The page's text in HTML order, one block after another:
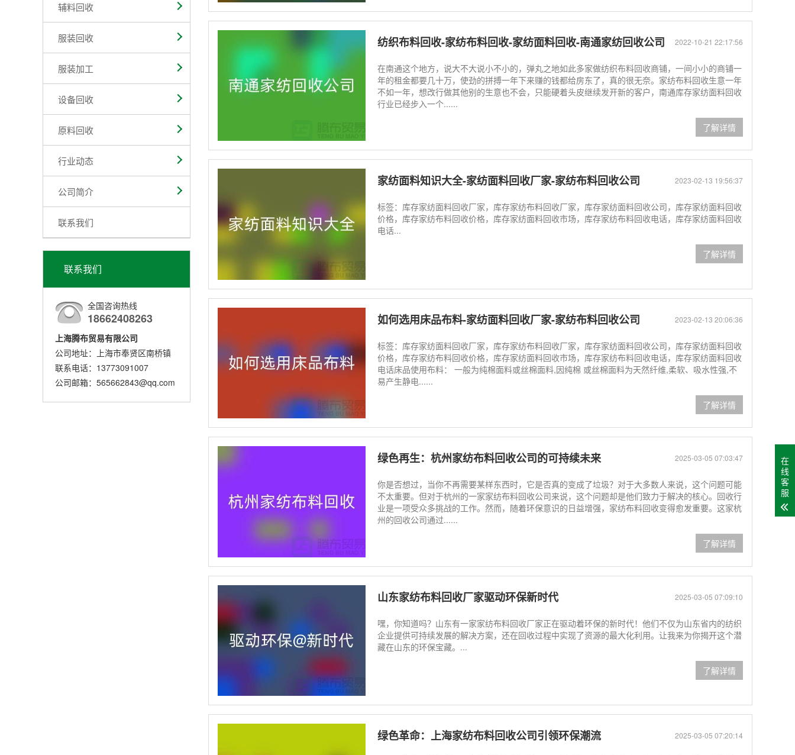
辅料回收
服装回收
服装加工
设备回收
原料回收
行业动态
公司简介
联系我们
联系我们
全国咨询热线
18662408263
上海腾布贸易有限公司
公司地址：上海市奉贤区南桥镇
联系电话：13773091007
公司邮箱：565662843@qq.com
2022-10-21 22:17:56
纺织布料回收-家纺布料回收-家纺面料回收-南通家纺回收公司
在南通这个地方，说大不大说小不小的，弹丸之地如此多家做纺织布料回收商铺，一间小小的商铺一
年的租金都要几十万，使劲的拼搏一年下来赚的钱都给房东了，真的很无奈。家纺布料回收生意一年
不如一年，想改行做其他别的生意也不会，只能硬着头皮继续发开新的客户，南通库存家纺面料回收
行业已经步入一个......
了解详情
2023-02-13 19:56:37
家纺面料知识大全-家纺面料回收厂家-家纺布料回收公司
标签：库存家纺面料回收厂家，库存家纺布料回收厂家，库存家纺面料回收公司，库存家纺面料回收
价格，库存家纺布料回收价格，库存家纺面料回收市场，库存家纺布料回收电话，库存家纺面料回收
电话...
了解详情
2023-02-13 20:06:36
如何选用床品布料-家纺面料回收厂家-家纺布料回收公司
标签：库存家纺面料回收厂家，库存家纺布料回收厂家，库存家纺面料回收公司，库存家纺面料回收
价格，库存家纺布料回收价格，库存家纺面料回收市场，库存家纺布料回收电话，库存家纺面料回收
电话床品使用布料： 一般为纯棉面料或丝棉面料,因纯棉 或丝棉面料为天然纤维,柔软、吸水性强,不
易产生静电......
了解详情
2025-03-05 07:03:47
绿色再生：杭州家纺布料回收公司的可持续未来
你是否想过，当你不再需要某样东西时，它是否真的变成了垃圾？对于大多数人来说，这个问题可能
不太重要。但对于杭州的一家家纺布料回收公司来说，这个问题却是他们致力于解决的核心。回收行
业是一项受众多挑战的工作。然而，随着环保意识的日益增强，家纺布料回收变得愈发重要。这家杭
州的回收公司通过......
了解详情
2025-03-05 07:09:10
山东家纺布料回收厂家驱动环保新时代
嘿，你知道吗？山东有一家家纺布料回收厂家正在驱动着环保的新时代！他们不仅为山东省内的纺织
企业提供可持续发展的解决方案，还在回收过程中实现了资源的最大化利用。让我来为你揭开这个潜
藏在山东的环保宝藏。...
了解详情
2025-03-05 07:20:14
绿色革命：上海家纺布料回收公司引领环保潮流
在
线
客
服